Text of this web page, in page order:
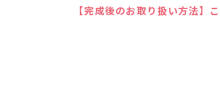
【完成後のお取り扱い方法】